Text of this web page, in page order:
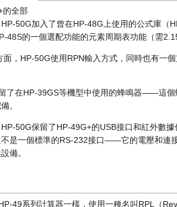
的全部
50G加入了曾在HP-48G上使用的公式庫（
48S的一個選配功能的元素周期表功能（需
面，HP-50G使用RPN輸入方式，同時也有一
了在HP-39GS等機型中使用的蜂鳴器——這
。
50G保留了HP-49G+的USB接口和紅外數
是一個標準的RS-232接口——它的電壓和連
備。
49系列計算器一樣，使用一種名叫RPL（